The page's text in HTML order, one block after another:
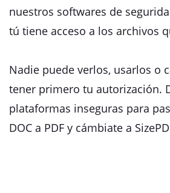
nuestros softwares de
tú tiene acceso a los archivos
Nadie puede verlos, usarlos o
tener primero tu autorización.
plataformas inseguras para
DOC a PDF y cámbiate a